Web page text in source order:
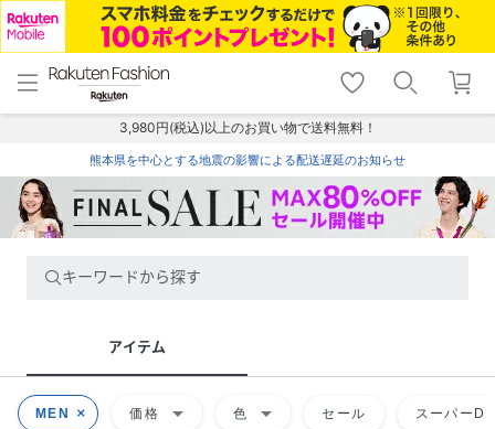
menu home
トップ
shopping_cart lock_outline
ログイン
3,980円(税込)以上のお買い物で送料無料！
熊本県を中心とする地震の影響による配送遅延のお知らせ
キーワードから探す
アイテム
MEN 価格 arrow_drop_down 色 arrow_drop_down セール スーパー